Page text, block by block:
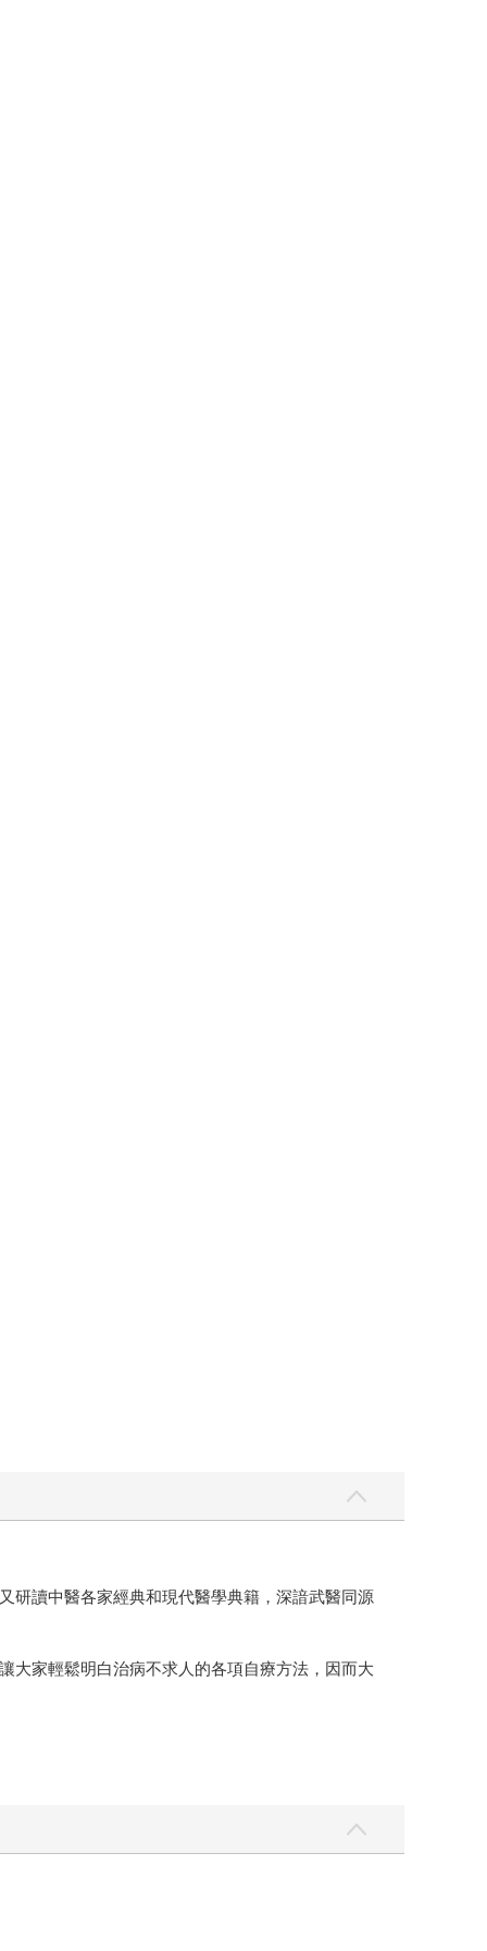
研讀中醫各家經典和現代醫學典籍，深諳武醫同源
大家輕鬆明白治病不求人的各項自療方法，因而大